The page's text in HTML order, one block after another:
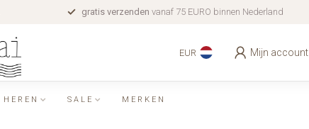
gratis verzenden vanaf 75 EURO binnen Nederland
EUR Mijn account
HEREN SALE MERKEN